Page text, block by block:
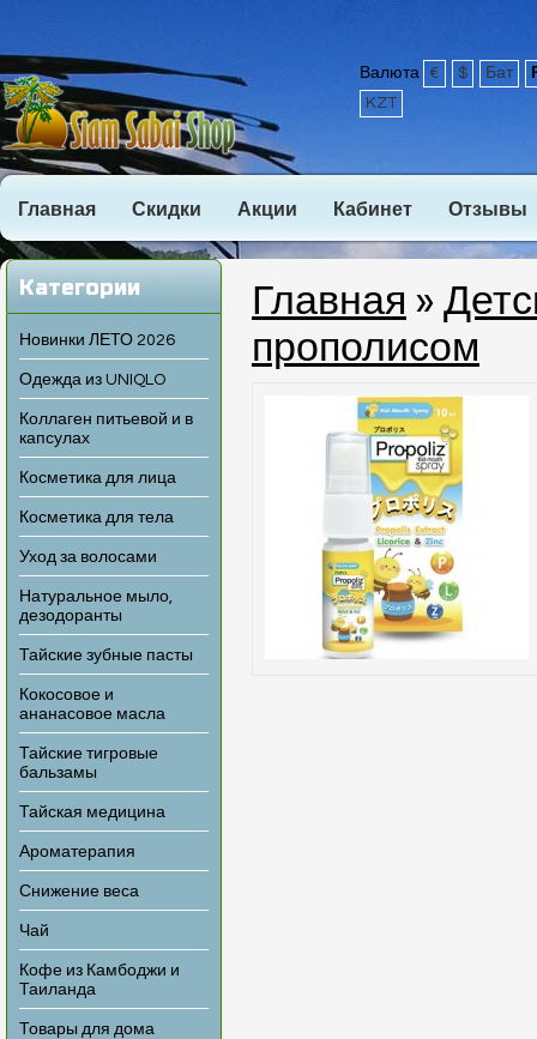
Валюта € $ Бат
KZT
Главная Скидки Акции Кабинет Отзывы
Категории
Новинки ЛЕТО 2026
Одежда из UNIQLO
Коллаген питьевой и в
капсулах
Косметика для лица
Косметика для тела
Уход за волосами
Натуральное мыло,
дезодоранты
Тайские зубные пасты
Кокосовое и
ананасовое масла
Тайские тигровые
бальзамы
Тайская медицина
Ароматерапия
Снижение веса
Чай
Кофе из Камбоджи и
Таиланда
Товары для дома
Главная »
прополисом